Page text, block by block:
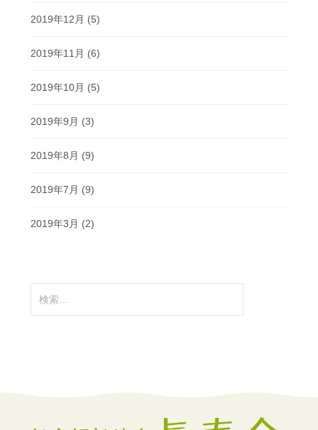
2019年12月 (5)
2019年11月 (6)
2019年10月 (5)
2019年9月 (3)
2019年8月 (9)
2019年7月 (9)
2019年3月 (2)
索: